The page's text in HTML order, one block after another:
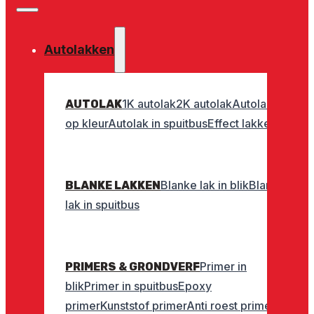
Autolakken
AUTOLAK1K autolak2K autolakAutolak
op kleurAutolak in spuitbusEffect lakken
BLANKE LAKKENBlanke lak in blikBlanke
lak in spuitbus
PRIMERS & GRONDVERFPrimer in
blikPrimer in spuitbusEpoxy
primerKunststof primerAnti roest primer